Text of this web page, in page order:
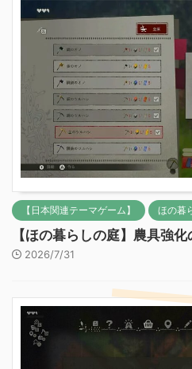
【日本関連テーマゲーム】 ほの暮
【ほの暮らしの庭】農具強
2026/7/31